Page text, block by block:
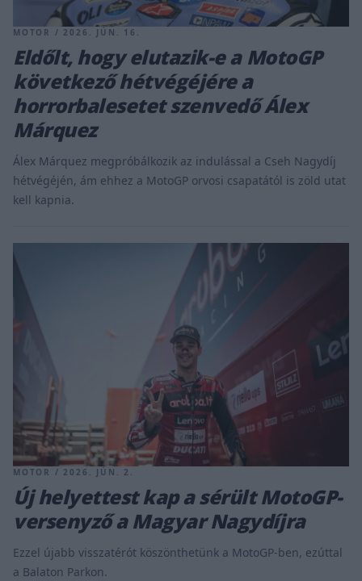
MOTOR / 2026. JÚN. 16.
Eldőlt, hogy elutazik-e a MotoGP
következő hétvégéjére a
horrorbalesetet szenvedő Álex
Márquez
Álex Márquez megpróbálkozik az indulással a Cseh Nagydíj
hétvégéjén, ám ehhez a MotoGP orvosi csapatától is zöld utat
kell kapnia.
MOTOR / 2026. JÚN. 2.
Új helyettest kap a sérült MotoGP-
versenyző a Magyar Nagydíjra
Ezzel újabb visszatérót köszönthetünk a MotoGP-ben, ezúttal
a Balaton Parkon.